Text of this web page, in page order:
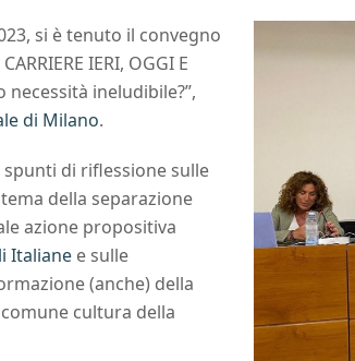
si è tenuto il convegno
IERI, OGGI E
ineludibile?”,
di Milano.
di riflessione sulle
della separazione
azione propositiva
Italiane e sulle
(anche) della
cultura della